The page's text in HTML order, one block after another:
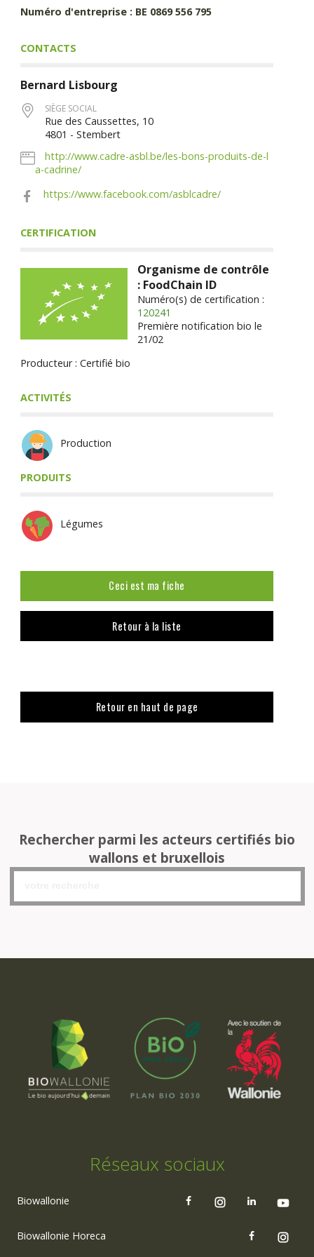
Numéro d'entreprise : BE 0869 556 795
CONTACTS
Bernard Lisbourg
SIÈGE SOCIAL
Rue des Caussettes, 10
4801 - Stembert
http://www.cadre-asbl.be/les-bons-produits-de-l
a-cadrine/
https://www.facebook.com/asblcadre/
CERTIFICATION
Organisme de contrôle
: FoodChain ID
Numéro(s) de certification :
120241
Première notification bio le
21/02
Producteur : Certifié bio
ACTIVITÉS
Production
PRODUITS
Légumes
Ceci est ma fiche
Retour à la liste
Retour en haut de page
Rechercher parmi les acteurs certifiés bio
wallons et bruxellois
Réseaux sociaux
Biowallonie
Biowallonie Horeca